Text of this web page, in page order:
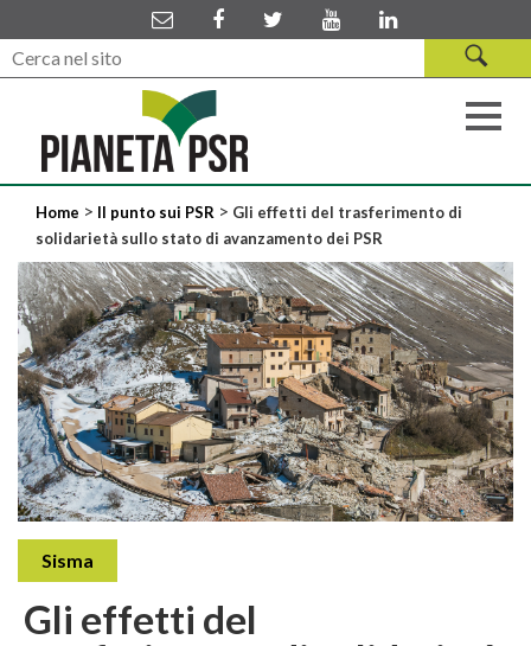
Home > Il punto sui PSR > Gli effetti del trasferimento di
solidarietà sullo stato di avanzamento dei PSR
Sisma
Gli effetti del